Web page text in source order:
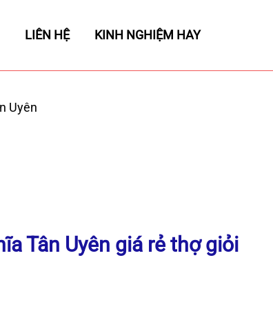
LIÊN HỆ KINH NGHIỆM HAY
Uyên
Tân Uyên giá rẻ thợ giỏi